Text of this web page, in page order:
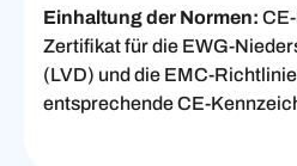
Einhaltung der Normen:
Zertifikat für die EWG-
(LVD) und die EMC-
entsprechende CE-